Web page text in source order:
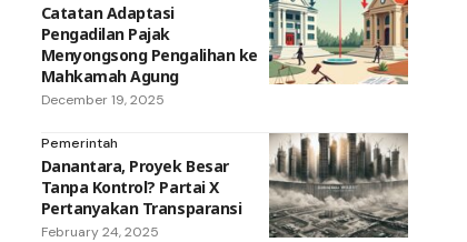
Catatan Adaptasi
Pengadilan Pajak
Menyongsong Pengalihan ke
Mahkamah Agung
December 19, 2025
Pemerintah
Danantara, Proyek Besar
Tanpa Kontrol? Partai X
Pertanyakan Transparansi
February 24, 2025